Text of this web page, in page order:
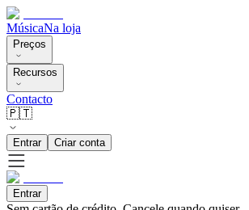
MúsicaNa loja
Preços
Recursos
Contacto
🇵🇹
Entrar Criar conta
Entrar